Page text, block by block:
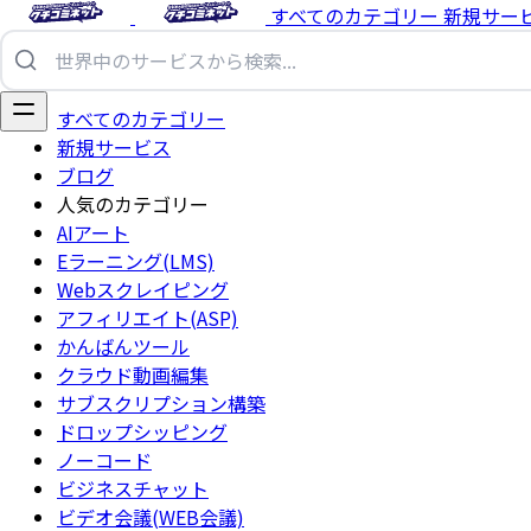
すべてのカテゴリー 新規サー
すべてのカテゴリー
新規サービス
ブログ
人気のカテゴリー
AIアート
Eラーニング(LMS)
Webスクレイピング
アフィリエイト(ASP)
かんばんツール
クラウド動画編集
サブスクリプション構築
ドロップシッピング
ノーコード
ビジネスチャット
ビデオ会議(WEB会議)